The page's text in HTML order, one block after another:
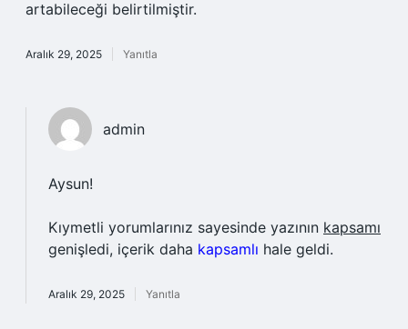
artabileceği belirtilmiştir.
Aralık 29, 2025 Yanıtla
admin
Aysun!
Kıymetli yorumlarınız sayesinde yazının kapsamı
genişledi, içerik daha kapsamlı hale geldi.
Aralık 29, 2025 Yanıtla